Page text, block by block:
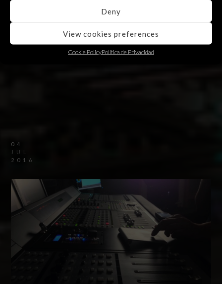
Deny
View cookies preferences
Cookie PolicyPolítica de Privacidad
at Estudi 1. Sesión de grabación de pianos y cuerdas para Nit
Continue reading
04
JUL
2016